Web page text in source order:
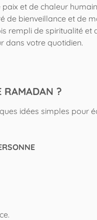
et de chaleur
de bienveillance et de
rempli de spiritualité et
dans votre quotidien.
RAMADAN ?
idées simples pour